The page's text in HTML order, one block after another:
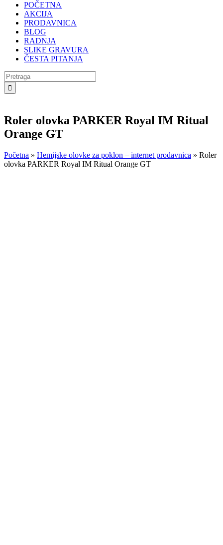
POČETNA
AKCIJA
PRODAVNICA
BLOG
RADNJA
SLIKE GRAVURA
ČESTA PITANJA
Search
for:
Roler olovka PARKER Royal IM Ritual
Orange GT
Početna » Hemijske olovke za poklon – internet prodavnica » Roler
olovka PARKER Royal IM Ritual Orange GT